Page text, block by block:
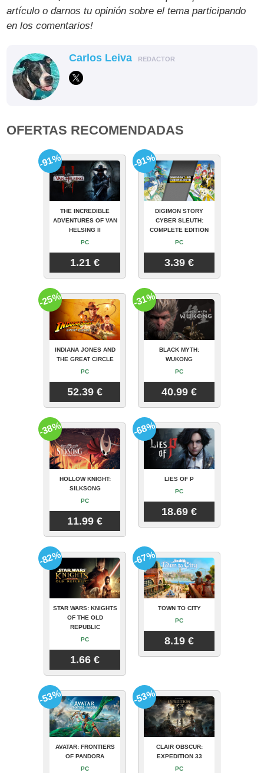
artículo o darnos tu opinión sobre el tema participando
en los comentarios!
Carlos Leiva REDACTOR
OFERTAS RECOMENDADAS
THE INCREDIBLE
ADVENTURES OF VAN
HELSING II
PC
1.21 €
-91%
DIGIMON STORY
CYBER SLEUTH:
COMPLETE EDITION
PC
3.39 €
-91%
INDIANA JONES AND
THE GREAT CIRCLE
PC
52.39 €
-25%
BLACK MYTH:
WUKONG
PC
40.99 €
-31%
HOLLOW KNIGHT:
SILKSONG
PC
11.99 €
-38%
LIES OF P
PC
18.69 €
-68%
STAR WARS: KNIGHTS
OF THE OLD
REPUBLIC
PC
1.66 €
-82%
TOWN TO CITY
PC
8.19 €
-67%
AVATAR: FRONTIERS
OF PANDORA
PC
-53%
CLAIR OBSCUR:
EXPEDITION 33
PC
-53%